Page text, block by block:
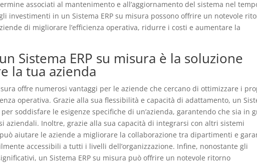
associati al mantenimento e all’aggiornamento del sistema nel
investimenti in un Sistema ERP su misura possono offrire un notevole
di migliorare l’efficienza operativa, ridurre i costi e aumentare la
Sistema ERP su misura è la soluzione
la tua azienda
offre numerosi vantaggi per le aziende che cercano di ottimizzare i
operativa. Grazie alla sua flessibilità e capacità di adattamento, un
soddisfare le esigenze specifiche di un’azienda, garantendo che sia in
aziendali. Inoltre, grazie alla sua capacità di integrarsi con altri sistemi
aiutare le aziende a migliorare la collaborazione tra dipartimenti e
accessibili a tutti i livelli dell’organizzazione. Infine, nonostante gli
un Sistema ERP su misura può offrire un notevole ritorno